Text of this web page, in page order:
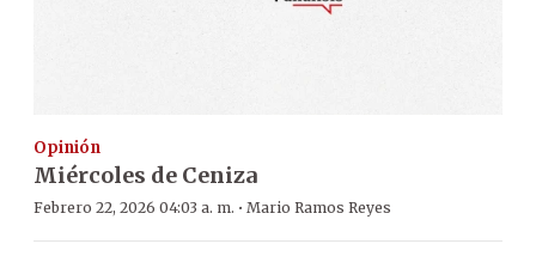
Opinión
Miércoles de Ceniza
Febrero 22, 2026 04:03 a. m. · Mario Ramos Reyes